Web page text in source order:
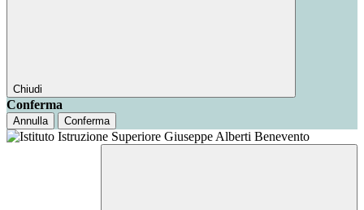
Chiudi
Conferma
Annulla Conferma